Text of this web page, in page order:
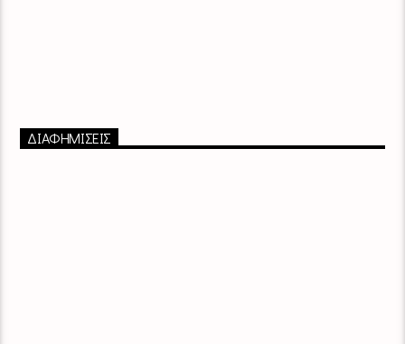
ΔΙΑΦΗΜΙΣΕΙΣ